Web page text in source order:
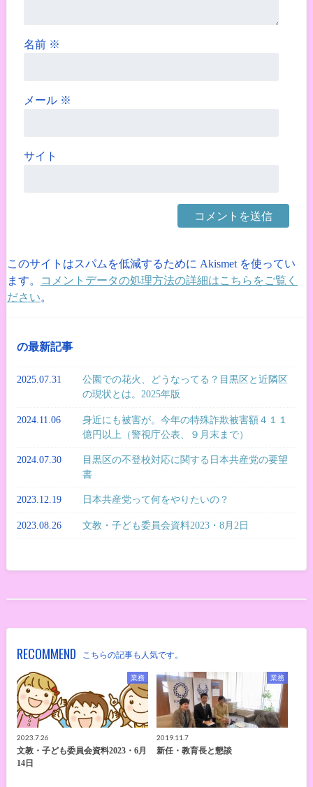
名前 ※
メール ※
サイト
このサイトはスパムを低減するために Akismet を使ってい
ます。
コメントデータの処理方法の詳細はこちらをご覧く
ださい。
の最新記事
2025.07.31
公園での花火、どうなってる？目黒区と近隣区
の現状とは。2025年版
2024.11.06
身近にも被害が。今年の特殊詐欺被害額４１１
億円以上（警視庁公表、９月末まで）
2024.07.30
目黒区の不登校対応に関する日本共産党の要望
書
2023.12.19 日本共産党って何をやりたいの？
2023.08.26 文教・子ども委員会資料2023・8月2日
RECOMMEND こちらの記事も人気です。
業務
2023.7.26
文教・子ども委員会資料2023・6月
14日
業務
2019.11.7
新任・教育長と懇談